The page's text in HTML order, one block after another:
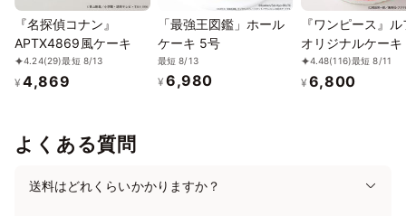
食べ終えた後、缶は小物入れとしてご使用いただけます！
お土産・プレゼントや自分へのご褒美、おやつ時間、様々なシー
ンにオススメの一品です。
『名探偵コナン』
APTX4869風ケーキ
4.24(29)最短 8/13
¥ 4,869
「最強王図鑑」ホール
ケーキ 5号
最短 8/13
¥ 6,980
『ワンピース』
オリジナルケーキ
4.48(116)最短 8/11
¥ 6,800
よくある質問
送料はどれくらいかかりますか？